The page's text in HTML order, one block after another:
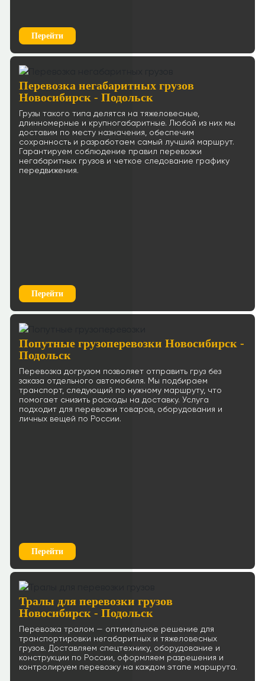
Перейти
Перевозка негабаритных грузов
Новосибирск - Подольск
Грузы такого типа делятся на тяжеловесные,
длинномерные и крупногабаритные. Любой из них мы
доставим по месту назначения, обеспечим
сохранность и разработаем самый лучший маршрут.
Гарантируем соблюдение правил перевозки
негабаритных грузов и четкое следование графику
передвижения.
Перейти
Попутные грузоперевозки Новосибирск -
Подольск
Перевозка догрузом позволяет отправить груз без
заказа отдельного автомобиля. Мы подбираем
транспорт, следующий по нужному маршруту, что
помогает снизить расходы на доставку. Услуга
подходит для перевозки товаров, оборудования и
личных вещей по России.
Перейти
Тралы для перевозки грузов
Новосибирск - Подольск
Перевозка тралом — оптимальное решение для
транспортировки негабаритных и тяжеловесных
грузов. Доставляем спецтехнику, оборудование и
конструкции по России, оформляем разрешения и
контролируем перевозку на каждом этапе маршрута.